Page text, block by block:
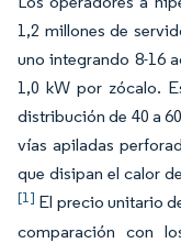
1,2 millones de
uno integrando 8-16
1,0 kW por zócalo.
distribución de 40 a
vías apiladas
que disipan el calor
[1] El precio unitario
comparación con